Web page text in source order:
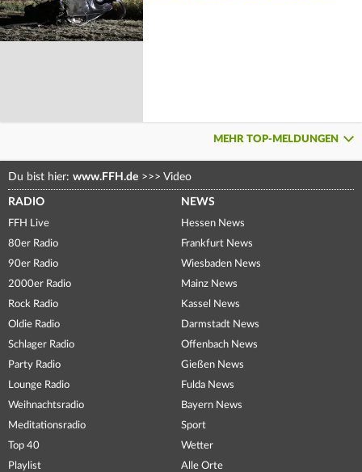
MEHR TOP-MELDUNGEN
Du bist hier: www.FFH.de >>> Video
RADIO
FFH Live
80er Radio
90er Radio
2000er Radio
Rock Radio
Oldie Radio
Schlager Radio
Party Radio
Lounge Radio
Weihnachtsradio
Meditationsradio
Top 40
Playlist
NEWS
Hessen News
Frankfurt News
Wiesbaden News
Mainz News
Kassel News
Darmstadt News
Offenbach News
Gießen News
Fulda News
Bayern News
Sport
Wetter
Alle Orte